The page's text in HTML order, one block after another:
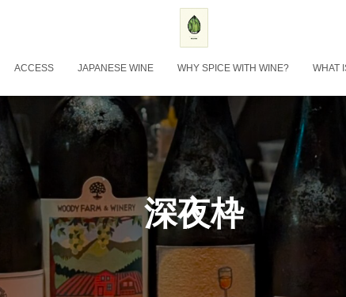
ACCESS JAPANESE WINE WHY SPICE WITH WINE? WHAT
深夜枠